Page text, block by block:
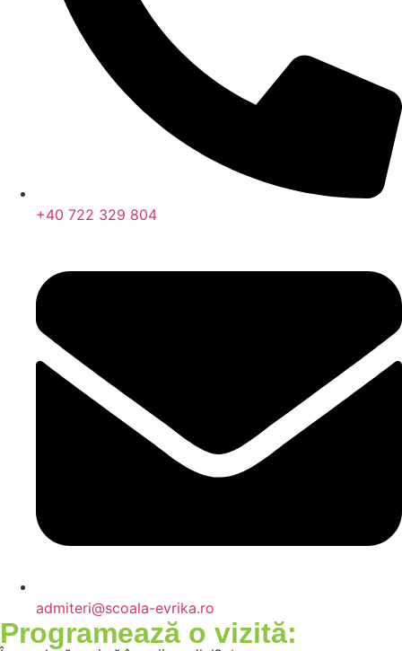
+40 722 329 804
admiteri@scoala-evrika.ro
Programează o vizită: